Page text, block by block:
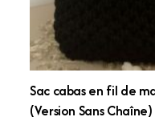
Sac cabas en fil de
(Version Sans Chaîne)